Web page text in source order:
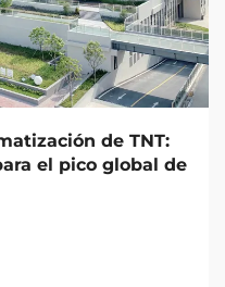
de TNT:
el pico global de